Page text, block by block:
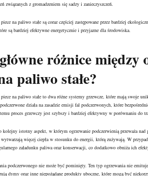
związanych z gromadzeniem się sadzy i zanieczyszczeń.
na paliwo stałe są coraz częściej zastępowane przez bardziej
są bardziej efektywne energetycznie i przyjazne dla środowiska.
różnice
paliwo stałe?
na paliwo stałe to dwa różne systemy grzewcze, które mają swoje
działa na zasadzie emisji fal podczerwonych, które
proces grzewczy jest szybszy i bardziej efektywny w porównaniu do
kolejny istotny aspekt, w którym ogrzewanie podczerwienią przeważa
więcej ciepła w stosunku do energii, którą zużywają. W
załadunku paliwa oraz konserwacji, co dodatkowo obniża ich
podczerwonego nie może być pominięty. Ten typ ogrzewania nie
dymy oraz inne niepożądane produkty uboczne, które mogą być